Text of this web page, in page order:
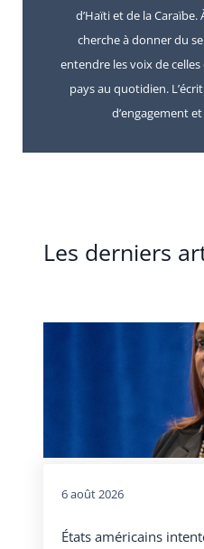
d’Haïti et de la
cherche à donner du
entendre les voix de
pays au quotidien.
d’engagement
Les derniers
6 août 2026
États américains